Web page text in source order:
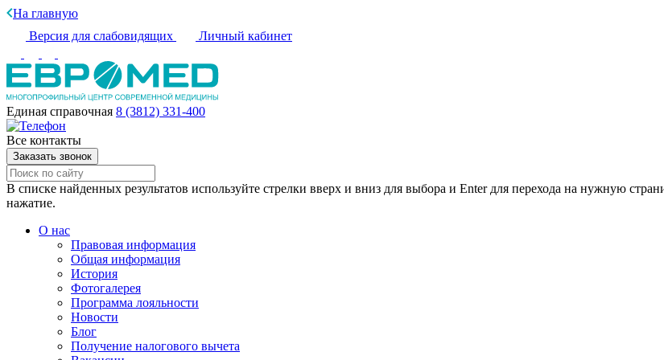
На главную
Версия для слабовидящих
Личный кабинет
Единая справочная 8 (3812) 331-400
Все контакты
Заказать звонок
В списке найденных результатов используйте стрелки вверх и вниз для выбора и Enter для перехода на нужную
нажатие.
О нас
Правовая информация
Общая информация
История
Фотогалерея
Программа лояльности
Новости
Блог
Получение налогового вычета